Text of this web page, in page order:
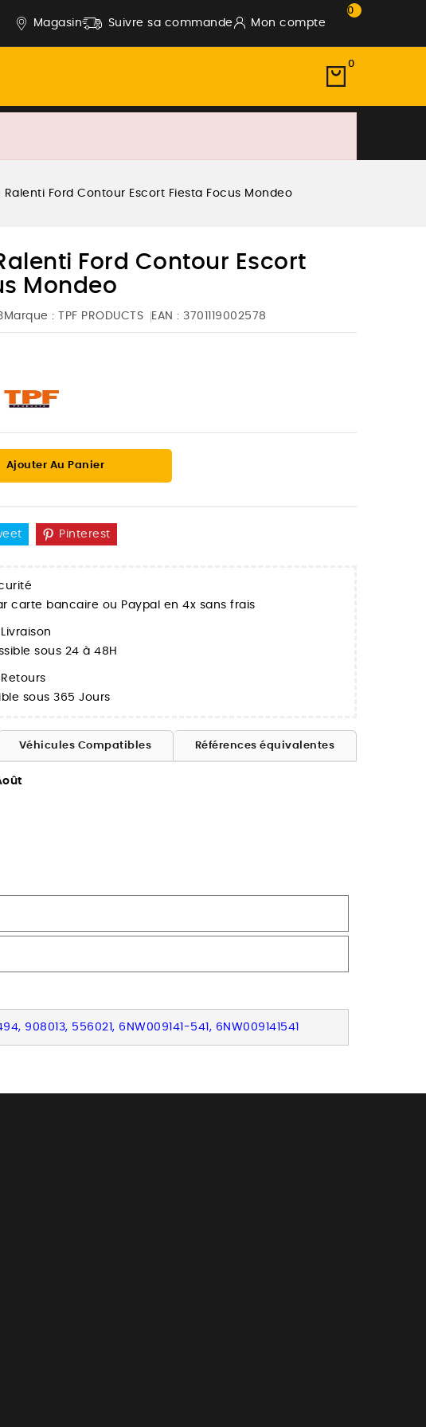
Magasin Suivre sa commande Mon compte
0
0
Ralenti Ford Contour Escort Fiesta Focus Mondeo
Ford Contour Escort
Mondeo
Marque : TPF PRODUCTS EAN : 3701119002578
Ajouter Au Panier
Pinterest
carte bancaire ou Paypal en 4x sans frais
sous 24 à 48H
sous 365 Jours
Véhicules Compatibles Références équivalentes
908013, 556021, 6NW009141-541, 6NW009141541